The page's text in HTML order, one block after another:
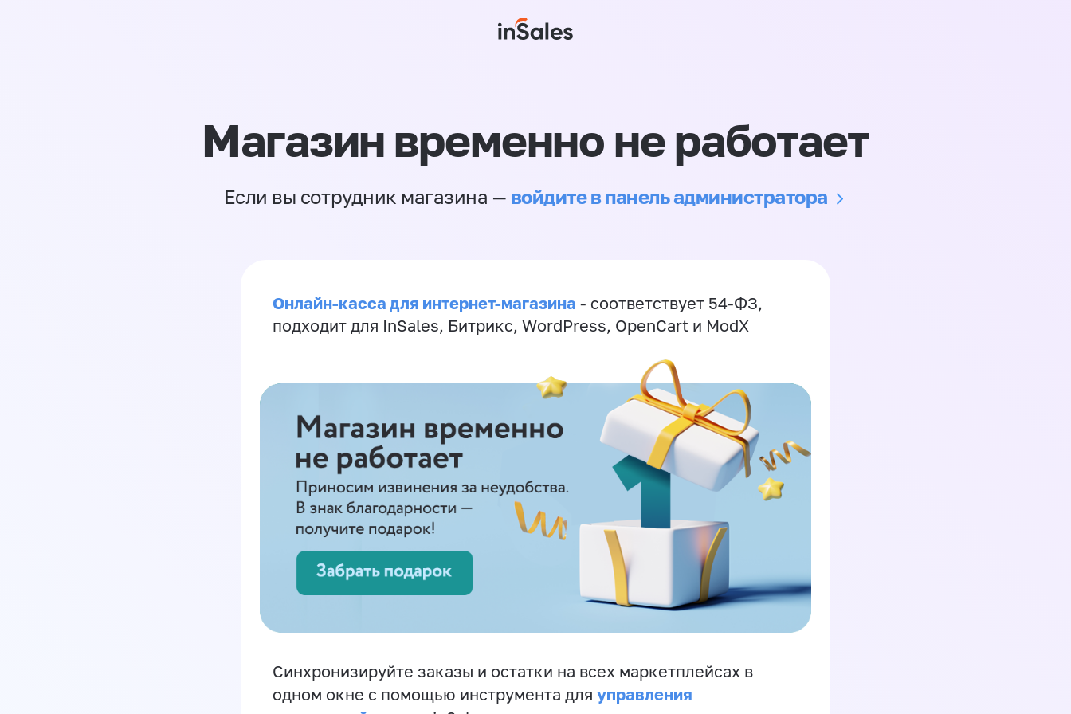
Магазин временно не работает
Если вы сотрудник магазина — войдите в панель администратора
Онлайн-касса для интернет-магазина - соответствует 54-ФЗ,
подходит для InSales, Битрикс, WordPress, OpenCart и ModX
Синхронизируйте заказы и остатки на всех маркетплейсах в
одном окне с помощью инструмента для управления